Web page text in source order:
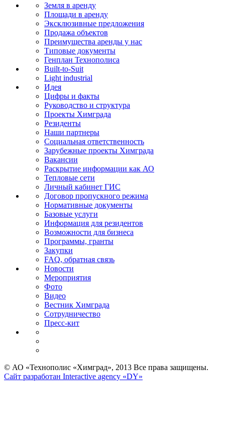
Земля в аренду
Площади в аренду
Эксклюзивные предложения
Продажа объектов
Преимущества аренды у нас
Типовые документы
Генплан Технополиса
Built-to-Suit
Light industrial
Идея
Цифры и факты
Руководство и структура
Проекты Химграда
Резиденты
Наши партнеры
Социальная ответственность
Зарубежные проекты Химграда
Вакансии
Раскрытие информации как АО
Тепловые сети
Личный кабинет ГИС
Договор пропускного режима
Нормативные документы
Базовые услуги
Информация для резидентов
Возможности для бизнеса
Программы, гранты
Закупки
FAQ, обратная связь
Новости
Мероприятия
Фото
Видео
Вестник Химграда
Сотрудничество
Пресс-кит
© АО «Технополис «Химград», 2013 Все права защищены.
Сайт разработан Interactive agency «DY»